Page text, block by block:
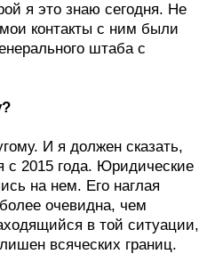
я это знаю сегодня. Не
контакты с ним были
штаба с
И я должен сказать,
с 2015 года. Юридические
на нем. Его наглая
очевидна, чем
в той ситуации,
всяческих границ.